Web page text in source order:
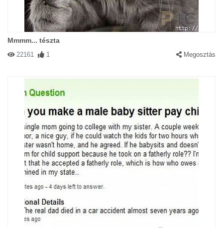
Mmmm... tészta
22161 1 Megosztás